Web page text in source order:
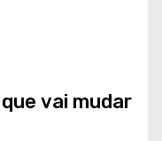
vai mudar